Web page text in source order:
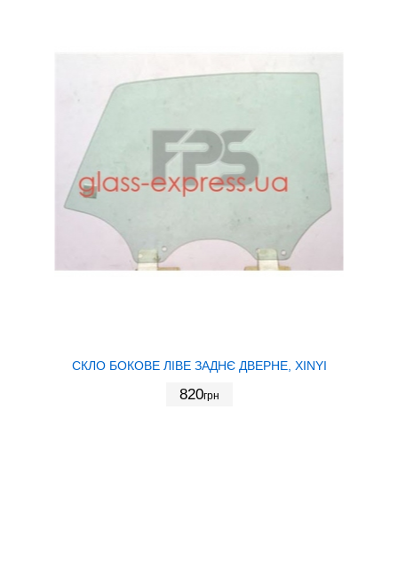
СКЛО БОКОВЕ ЛІВЕ ЗАДНЄ ДВЕРНЕ, XINYI
820грн